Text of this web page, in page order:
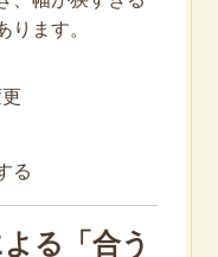
ます。
る
る「合う